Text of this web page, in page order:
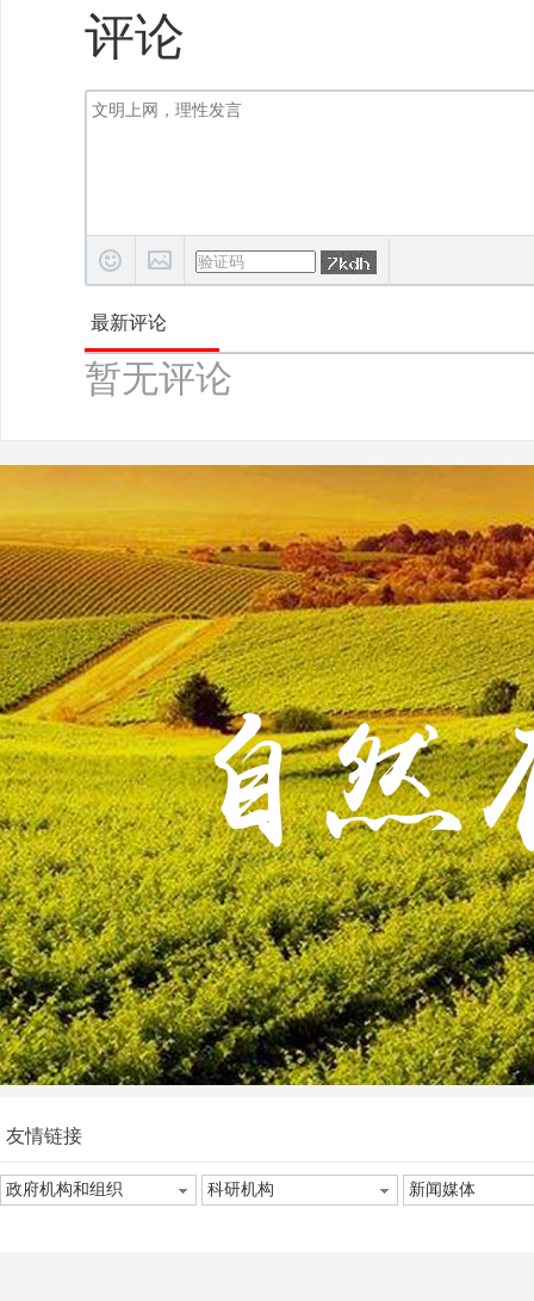
评论
最新评论
暂无评论
友情链接
政府机构和组织 科研机构 新闻媒体